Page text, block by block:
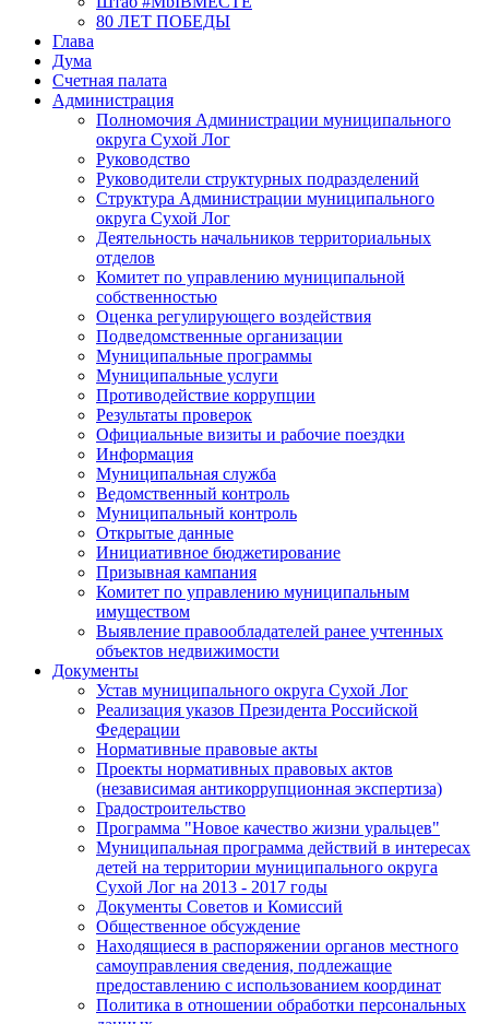
80 ЛЕТ ПОБЕДЫ
Глава
Дума
Счетная палата
Администрация
Полномочия Администрации муниципального
округа Сухой Лог
Руководство
Руководители структурных подразделений
Структура Администрации муниципального
округа Сухой Лог
Деятельность начальников территориальных
отделов
Комитет по управлению муниципальной
собственностью
Оценка регулирующего воздействия
Подведомственные организации
Муниципальные программы
Муниципальные услуги
Противодействие коррупции
Результаты проверок
Официальные визиты и рабочие поездки
Информация
Муниципальная служба
Ведомственный контроль
Муниципальный контроль
Открытые данные
Инициативное бюджетирование
Призывная кампания
Комитет по управлению муниципальным
имуществом
Выявление правообладателей ранее учтенных
объектов недвижимости
Документы
Устав муниципального округа Сухой Лог
Реализация указов Президента Российской
Федерации
Нормативные правовые акты
Проекты нормативных правовых актов
(независимая антикоррупционная экспертиза)
Градостроительство
Программа "Новое качество жизни уральцев"
Муниципальная программа действий в интересах
детей на территории муниципального округа
Сухой Лог на 2013 - 2017 годы
Документы Советов и Комиссий
Общественное обсуждение
Находящиеся в распоряжении органов местного
самоуправления сведения, подлежащие
предоставлению с использованием координат
Политика в отношении обработки персональных